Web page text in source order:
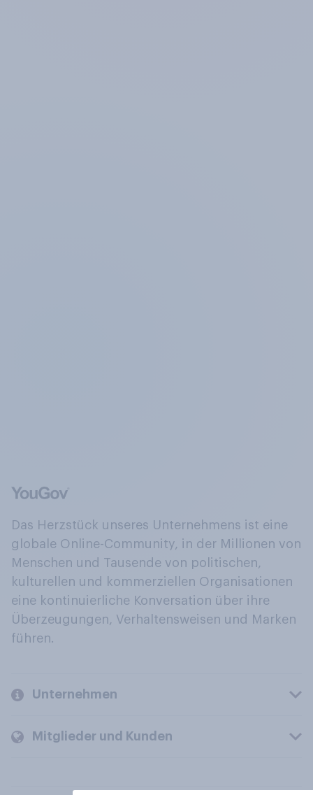
Das Herzstück unseres Unternehmens ist eine
globale Online-Community, in der Millionen von
Menschen und Tausende von politischen,
kulturellen und kommerziellen Organisationen
eine kontinuierliche Konversation über ihre
Überzeugungen, Verhaltensweisen und Marken
führen.
Unternehmen
Mitglieder und Kunden